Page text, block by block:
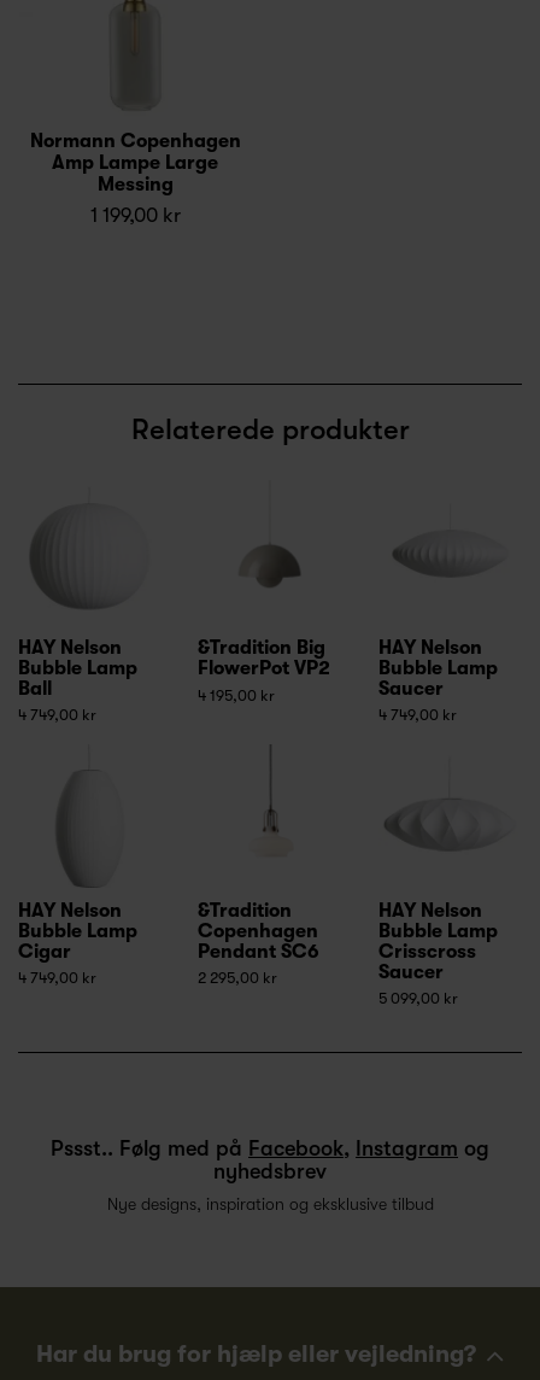
Normann Copenhagen
Amp Lampe Large
Messing
1 199,00 kr
Relaterede produkter
HAY Nelson
Bubble Lamp
Ball
4 749,00 kr
&Tradition Big
FlowerPot VP2
4 195,00 kr
HAY Nelson
Bubble Lamp
Saucer
4 749,00 kr
HAY Nelson
Bubble Lamp
Cigar
4 749,00 kr
&Tradition
Copenhagen
Pendant SC6
2 295,00 kr
HAY Nelson
Bubble Lamp
Crisscross
Saucer
5 099,00 kr
Pssst.. Følg med på Facebook, Instagram og
nyhedsbrev
Nye designs, inspiration og eksklusive tilbud
Har du brug for hjælp eller vejledning?